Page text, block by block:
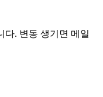
다. 변동 생기면 메일